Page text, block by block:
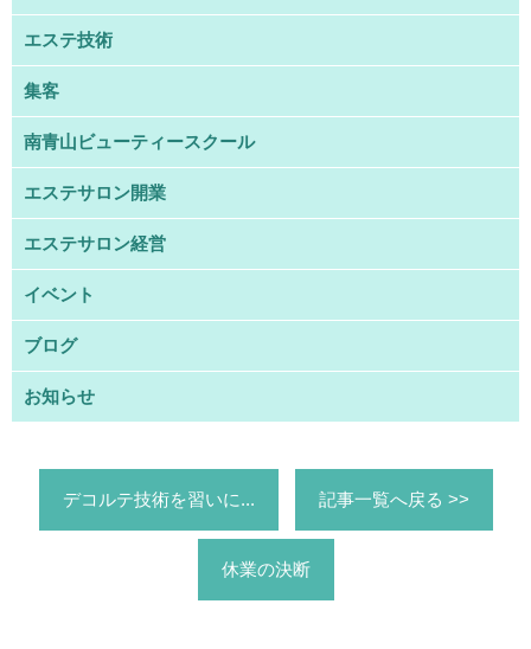
エステ技術
集客
南青山ビューティースクール
エステサロン開業
エステサロン経営
イベント
ブログ
お知らせ
デコルテ技術を習いに... 記事一覧へ戻る >>
休業の決断